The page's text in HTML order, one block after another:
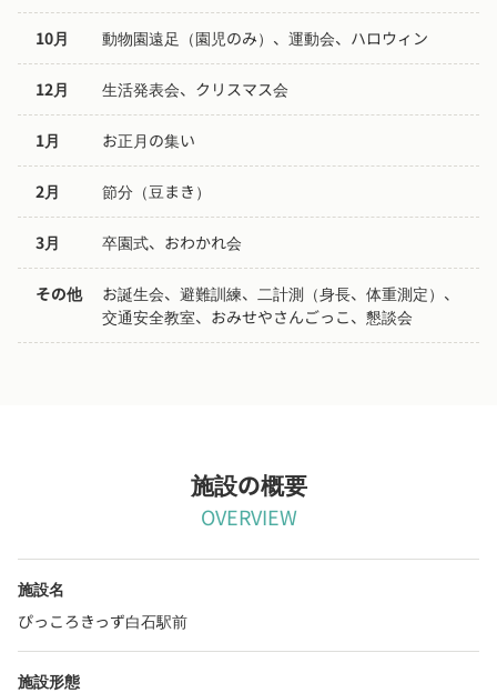
10月 動物園遠足（園児のみ）、運動会、ハロウィン
12月 生活発表会、クリスマス会
1月 お正月の集い
2月 節分（豆まき）
3月 卒園式、おわかれ会
その他
お誕生会、避難訓練、二計測（身長、体重測定）、
交通安全教室、おみせやさんごっこ、懇談会
施設の概要
OVERVIEW
施設名
ぴっころきっず白石駅前
施設形態